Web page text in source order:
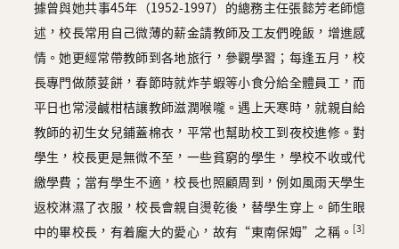
據曾與她共事45年（1952-1997）的總務主任張懿芳老師憶
述，校長常用自己微薄的薪金請教師及工友們晚飯，增進感
情。她更經常帶教師到各地旅行，參觀學習；每逢五月，校
長專門做蒝荽餅，春節時就炸芋蝦等小食分給全體員工，而
平日也常浸鹹柑桔讓教師滋潤喉嚨。遇上天寒時，就親自給
教師的初生女兒鋪蓋棉衣，平常也幫助校工到夜校進修。對
學生，校長更是無微不至，一些貧窮的學生，學校不收或代
繳學費；當有學生不適，校長也照顧周到，例如風雨天學生
返校淋濕了衣服，校長會親自燙乾後，替學生穿上。師生眼
中的畢校長，有着龐大的愛心，故有“東南保姆”之稱。
[3]